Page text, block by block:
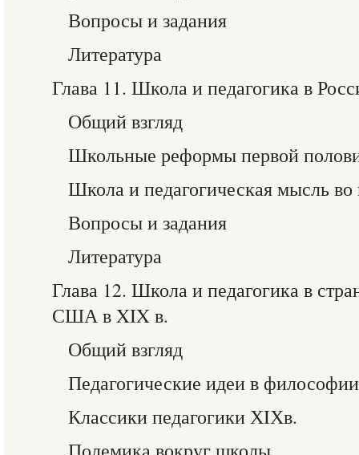
Вопросы и задания
Литература
Глава 11. Школа и педагогика в
Общий взгляд
Школьные реформы первой
Школа и педагогическая мысль
Вопросы и задания
Литература
Глава 12. Школа и педагогика в
США в XIX в.
Общий взгляд
Педагогические идеи в философии
Классики педагогики ХIХв.